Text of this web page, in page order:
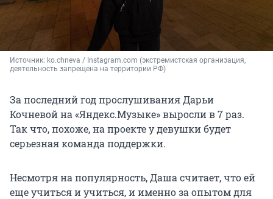
Источник: ko.chneva / Instagram.com (экстремистская организация,
деятельность запрещена на территории РФ)
За последний год прослушивания Дарьи
Кочневой на «Яндекс.Музыке» выросли в 7 раз.
Так что, похоже, на проекте у девушки будет
серьезная команда поддержки.
Несмотря на популярность, Даша считает, что ей
еще учиться и учиться, и именно за опытом для